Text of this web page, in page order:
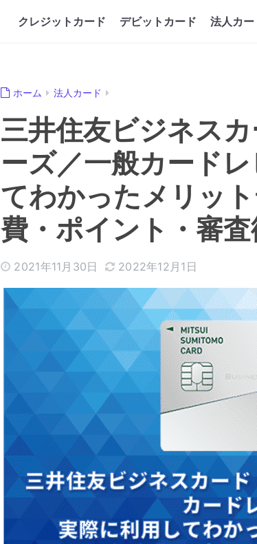
クレジットカード デビットカード 法人カー
ホーム 法人カード
三井住友ビジネス
ーズ／一般カード
てわかったメリッ
費・ポイント・審
2021年11月30日 2022年12月1日